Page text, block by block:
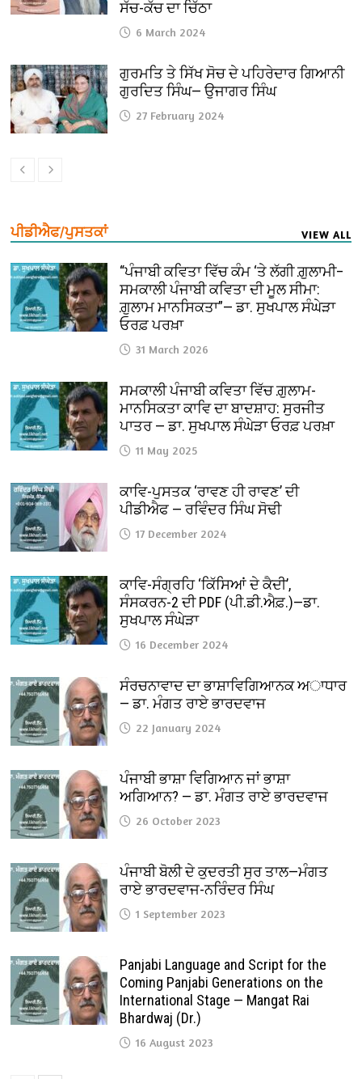
ਸੱਚ-ਕੱਚ ਦਾ ਚਿੱਠਾ
6 March 2024
ਗੁਰਮਤਿ ਤੇ ਸਿੱਖ ਸੋਚ ਦੇ ਪਹਿਰੇਦਾਰ ਗਿਆਨੀ
ਗੁਰਦਿਤ ਸਿੰਘ— ਉਜਾਗਰ ਸਿੰਘ
27 February 2024
ਪੀਡੀਐਫ/ਪੁਸਤਕਾਂ VIEW ALL
“ਪੰਜਾਬੀ ਕਵਿਤਾ ਵਿੱਚ ਕੰਮ ‘ਤੇ ਲੱਗੀ ਗ਼ੁਲਾਮੀ–
ਸਮਕਾਲੀ ਪੰਜਾਬੀ ਕਵਿਤਾ ਦੀ ਮੂਲ ਸੀਮਾ:
ਗ਼ੁਲਾਮ ਮਾਨਸਿਕਤਾ”— ਡਾ. ਸੁਖਪਾਲ ਸੰਘੇੜਾ
ਓਰਫ਼ ਪਰਖ਼ਾ
31 March 2026
ਸਮਕਾਲੀ ਪੰਜਾਬੀ ਕਵਿਤਾ ਵਿੱਚ ਗ਼ੁਲਾਮ-
ਮਾਨਸਿਕਤਾ ਕਾਵਿ ਦਾ ਬਾਦਸ਼ਾਹ: ਸੁਰਜੀਤ
ਪਾਤਰ — ਡਾ. ਸੁਖਪਾਲ ਸੰਘੇੜਾ ਓਰਫ਼ ਪਰਖ਼ਾ
11 May 2025
ਕਾਵਿ-ਪੁਸਤਕ ‘ਰਾਵਣ ਹੀ ਰਾਵਣ’ ਦੀ
ਪੀਡੀਐਫ — ਰਵਿੰਦਰ ਸਿੰਘ ਸੋਢੀ
17 December 2024
ਕਾਵਿ-ਸੰਗ੍ਰਹਿ ‘ਕਿੱਸਿਆਂ ਦੇ ਕੈਦੀ’,
ਸੰਸਕਰਨ-2 ਦੀ PDF (ਪੀ.ਡੀ.ਐਫ਼.)—ਡਾ.
ਸੁਖਪਾਲ ਸੰਘੇੜਾ
16 December 2024
ਸੰਰਚਨਾਵਾਦ ਦਾ ਭਾਸ਼ਾਵਿਗਿਆਨਕ ਅਾਧਾਰ
— ਡਾ. ਮੰਗਤ ਰਾਏ ਭਾਰਦਵਾਜ
22 January 2024
ਪੰਜਾਬੀ ਭਾਸ਼ਾ ਵਿਗਿਆਨ ਜਾਂ ਭਾਸ਼ਾ
ਅਗਿਆਨ? — ਡਾ. ਮੰਗਤ ਰਾਏ ਭਾਰਦਵਾਜ
26 October 2023
ਪੰਜਾਬੀ ਬੋਲੀ ਦੇ ਕੁਦਰਤੀ ਸੁਰ ਤਾਲ—ਮੰਗਤ
ਰਾਏ ਭਾਰਦਵਾਜ-ਨਰਿੰਦਰ ਸਿੰਘ
1 September 2023
Panjabi Language and Script for the
Coming Panjabi Generations on the
International Stage — Mangat Rai
Bhardwaj (Dr.)
16 August 2023